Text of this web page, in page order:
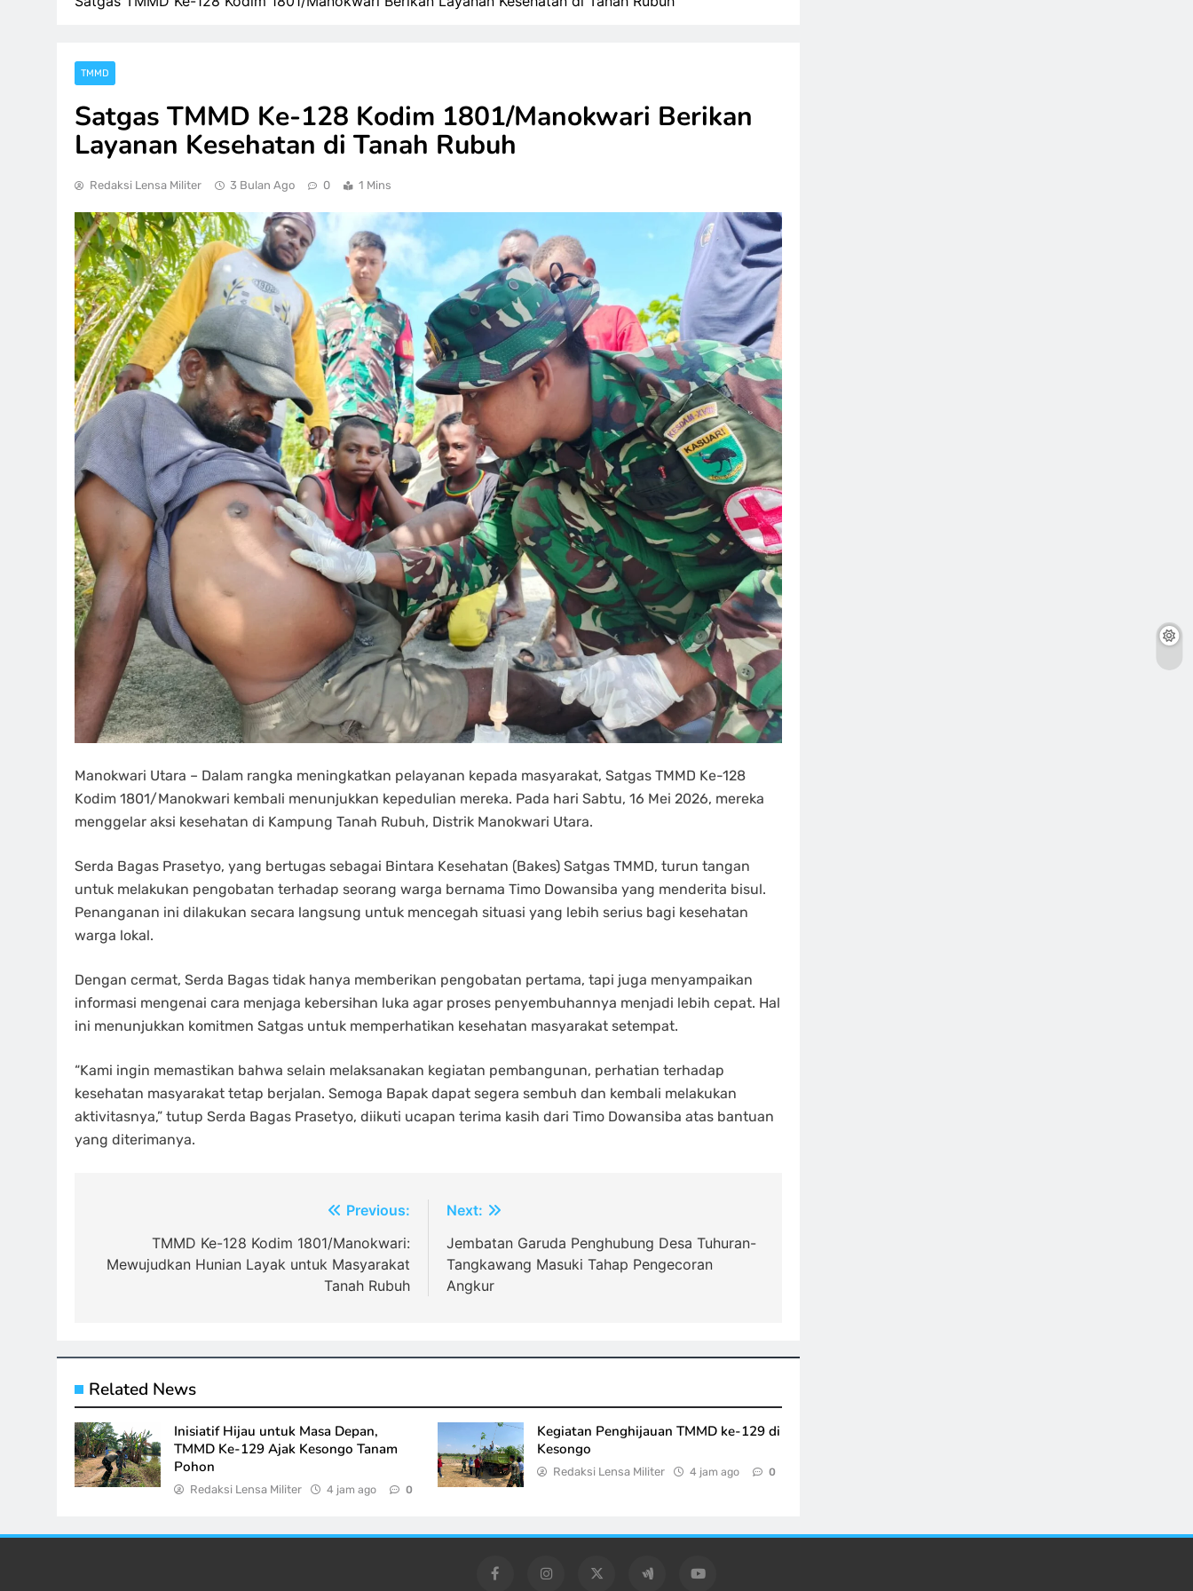
TMMD
Satgas TMMD Ke-128 Kodim 1801/Manokwari Berikan
Layanan Kesehatan di Tanah Rubuh
Redaksi Lensa Militer 3 Bulan Ago 0 1 Mins
Manokwari Utara – Dalam rangka meningkatkan pelayanan kepada masyarakat, Satgas TMMD Ke-128
Kodim 1801/Manokwari kembali menunjukkan kepedulian mereka. Pada hari Sabtu, 16 Mei 2026, mereka
menggelar aksi kesehatan di Kampung Tanah Rubuh, Distrik Manokwari Utara.
Serda Bagas Prasetyo, yang bertugas sebagai Bintara Kesehatan (Bakes) Satgas TMMD, turun tangan
untuk melakukan pengobatan terhadap seorang warga bernama Timo Dowansiba yang menderita bisul.
Penanganan ini dilakukan secara langsung untuk mencegah situasi yang lebih serius bagi kesehatan
warga lokal.
Dengan cermat, Serda Bagas tidak hanya memberikan pengobatan pertama, tapi juga menyampaikan
informasi mengenai cara menjaga kebersihan luka agar proses penyembuhannya menjadi lebih cepat. Hal
ini menunjukkan komitmen Satgas untuk memperhatikan kesehatan masyarakat setempat.
“Kami ingin memastikan bahwa selain melaksanakan kegiatan pembangunan, perhatian terhadap
kesehatan masyarakat tetap berjalan. Semoga Bapak dapat segera sembuh dan kembali melakukan
aktivitasnya,” tutup Serda Bagas Prasetyo, diikuti ucapan terima kasih dari Timo Dowansiba atas bantuan
yang diterimanya.
Previous:
TMMD Ke-128 Kodim 1801/Manokwari:
Mewujudkan Hunian Layak untuk Masyarakat
Tanah Rubuh
Next:
Jembatan Garuda Penghubung Desa Tuhuran-
Tangkawang Masuki Tahap Pengecoran
Angkur
Related News
Inisiatif Hijau untuk Masa Depan,
TMMD Ke-129 Ajak Kesongo Tanam
Pohon
Redaksi Lensa Militer 4 jam ago 0
Kegiatan Penghijauan TMMD ke-129 di
Kesongo
Redaksi Lensa Militer 4 jam ago 0